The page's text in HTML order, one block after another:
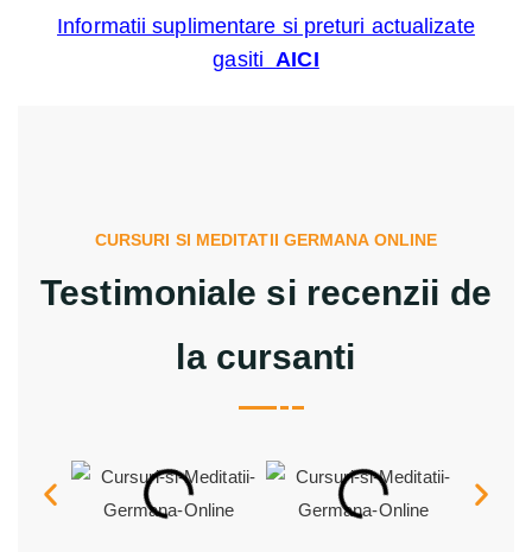
Informatii suplimentare si preturi actualizate
gasitiAICI
CURSURI SI MEDITATII GERMANA ONLINE
Testimoniale si recenzii de
la cursanti